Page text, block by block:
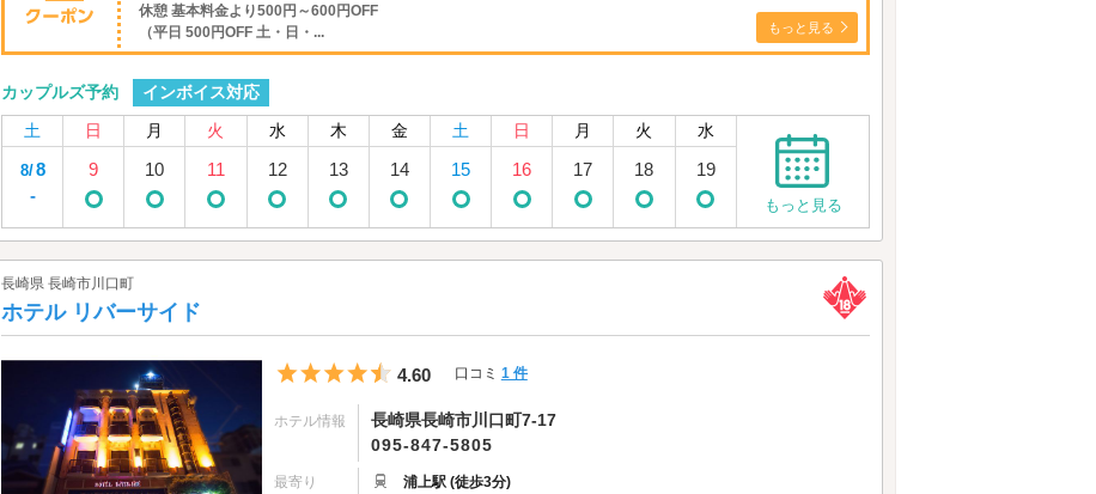
休憩 基本料金より500円～600円OFF
（平日 500円OFF 土・日・...
もっと見る
カップルズ予約
インボイス対応
土
日 月 火 水 木 金 土 日 月 火 水
8/8
-
9 10 11 12 13 14 15 16 17 18 19
もっと見る
長崎県 長崎市川口町
ホテル リバーサイド
5つ星のうち4.5
4.60 口コミ 1 件
ホテル情報
長崎県長崎市川口町7-17
095-847-5805
最寄り
浦上駅 (徒歩3分)